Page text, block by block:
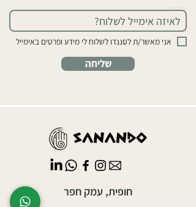
חופית, עמק חפר
אימייל (חובה)
אני מאשר/ת לסננדו לשלוח לי מידע ופרטים באימייל
שליחה